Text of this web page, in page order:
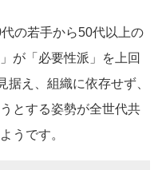
の若手から50代以上の
が「必要性派」を上回
据え、組織に依存せず、
とする姿勢が全世代共
うです。